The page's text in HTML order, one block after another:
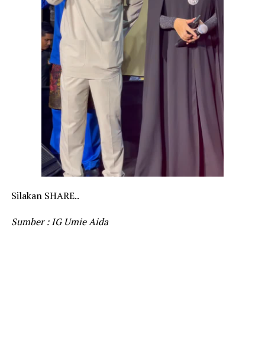
Silakan SHARE..
Sumber : IG Umie Aida